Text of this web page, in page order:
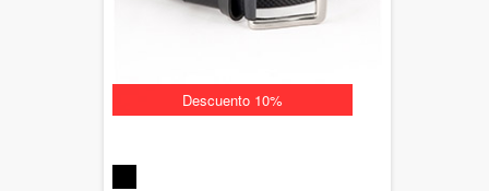
Descuento 10%